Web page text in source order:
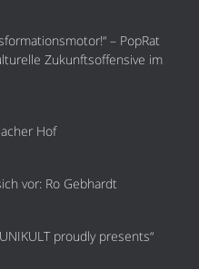
– PopRat
Zukunftsoffensive im
Hof
vor: Ro Gebhardt
proudly presents“